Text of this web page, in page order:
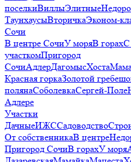
поселкиВиллыЭлитные
ТаунхаусыВторичкаЭконом-
Сочи
В центре СочиУ моряВ горахС
участкомПригород
СочиАдлерДагомысХоста
Красная горкаЗолотой
полянаСоболевкаСергей-Поле
Адлере
Участки
ДачныеИЖССадоводство
От собственникаВ центре
Пригород СочиВ горахУ моря